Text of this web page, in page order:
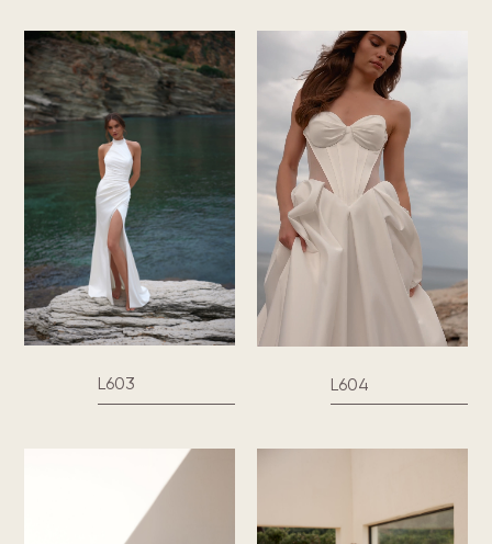
L603 L604